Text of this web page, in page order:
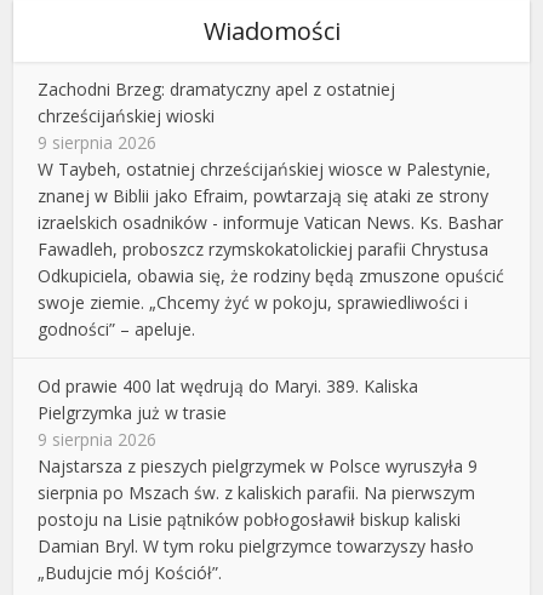
Wiadomości
Zachodni Brzeg: dramatyczny apel z ostatniej
chrześcijańskiej wioski
9 sierpnia 2026
W Taybeh, ostatniej chrześcijańskiej wiosce w Palestynie,
znanej w Biblii jako Efraim, powtarzają się ataki ze strony
izraelskich osadników - informuje Vatican News. Ks. Bashar
Fawadleh, proboszcz rzymskokatolickiej parafii Chrystusa
Odkupiciela, obawia się, że rodziny będą zmuszone opuścić
swoje ziemie. „Chcemy żyć w pokoju, sprawiedliwości i
godności” – apeluje.
Od prawie 400 lat wędrują do Maryi. 389. Kaliska
Pielgrzymka już w trasie
9 sierpnia 2026
Najstarsza z pieszych pielgrzymek w Polsce wyruszyła 9
sierpnia po Mszach św. z kaliskich parafii. Na pierwszym
postoju na Lisie pątników pobłogosławił biskup kaliski
Damian Bryl. W tym roku pielgrzymce towarzyszy hasło
„Budujcie mój Kościół”.